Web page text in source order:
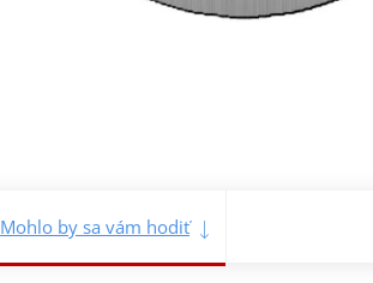
Mohlo by sa vám hodiť